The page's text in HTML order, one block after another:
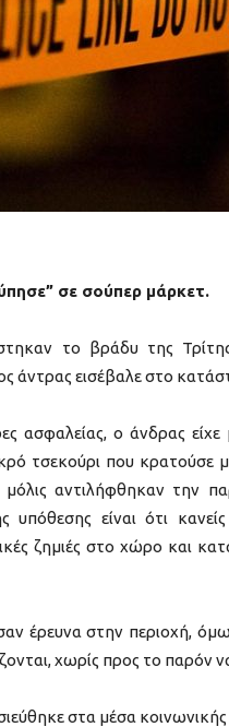
σε σούπερ μάρκετ.
το βράδυ της
άντρας εισέβαλε στο
ασφαλείας, ο άνδρας
τσεκούρι που κρατούσε
αντιλήφθηκαν την
υπόθεσης είναι ότι
ζημιές στο χώρο και
έρευνα στην περιοχή,
χωρίς προς το παρόν
στα μέσα